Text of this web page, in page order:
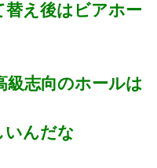
え後はビアホー
級志向のホールは
いんだな